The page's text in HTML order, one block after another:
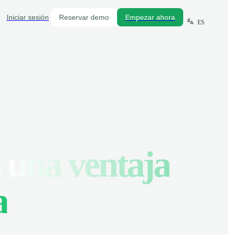
Iniciar sesión Reservar demo Empezar ahora
ES
una ventaja